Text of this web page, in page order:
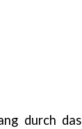
durch das